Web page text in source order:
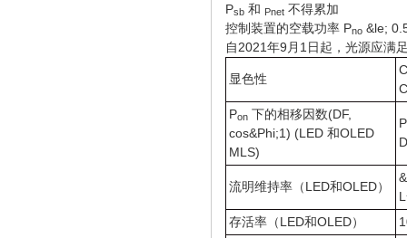
Psb 和 Pnet 不得累加
控制装置的空载功率 Pno &le;
自2021年9月1日起，光源应满
显色性
Pon 下的相移因数(DF,
cos&Phi;1) (LED 和OLED
MLS)
P
流明维持率（LED和OLED）
L
存活率（LED和OLED）